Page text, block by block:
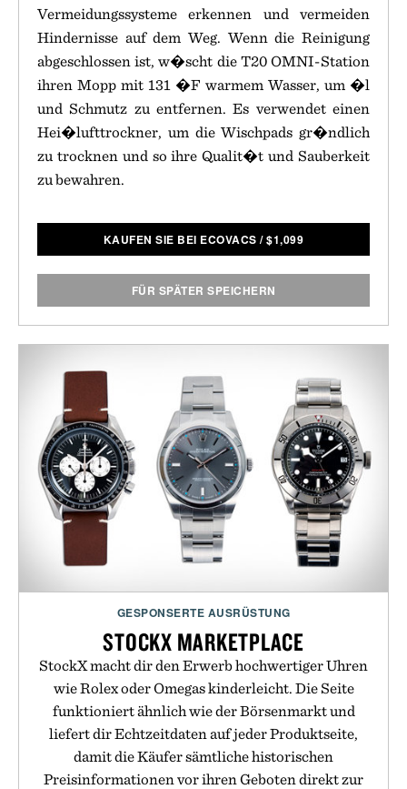
Vermeidungssysteme erkennen und vermeiden
Hindernisse auf dem Weg. Wenn die Reinigung
abgeschlossen ist, w�scht die T20 OMNI-Station
ihren Mopp mit 131 �F warmem Wasser, um �l
und Schmutz zu entfernen. Es verwendet einen
Hei�lufttrockner, um die Wischpads gr�ndlich
zu trocknen und so ihre Qualit�t und Sauberkeit
zu bewahren.
KAUFEN SIE BEI ECOVACS /$1,099
FÜR SPÄTER SPEICHERN
GESPONSERTE AUSRÜSTUNG
STOCKX MARKETPLACE
StockX macht dir den Erwerb hochwertiger Uhren
wie Rolex oder Omegas kinderleicht. Die Seite
funktioniert ähnlich wie der Börsenmarkt und
liefert dir Echtzeitdaten auf jeder Produktseite,
damit die Käufer sämtliche historischen
Preisinformationen vor ihren Geboten direkt zur